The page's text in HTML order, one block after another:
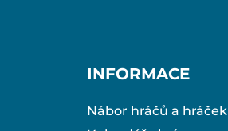
INFORMACE
Nábor hráčů a hráček